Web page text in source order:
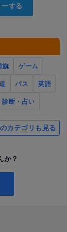
する
旗
ゲーム
バス
英語
診断・占い
カテゴリも見る
か？